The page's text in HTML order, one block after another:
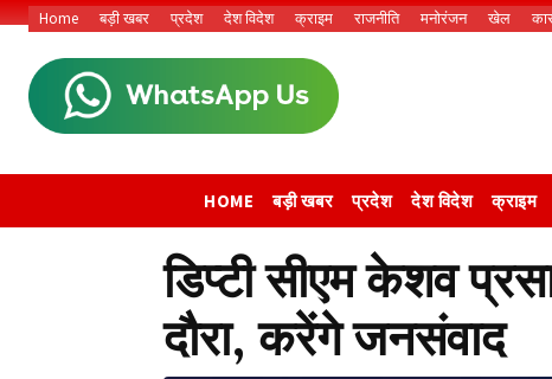
Home बड़ी खबर प्रदेश देश विदेश क्राइम राजनीति मनोरंजन खेल
HOME बड़ी खबर प्रदेश देश विदेश क्राइम
डिप्टी सीएम केशव
दौरा, करेंगे जनसंवाद